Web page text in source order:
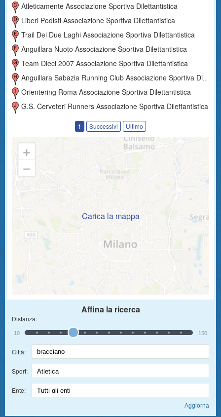
Atleticamente Associazione Sportiva Dilettantistica
Liberi Podisti Associazione Sportiva Dilettantistica
Trail Dei Due Laghi Associazione Sportiva Dilettantistica
Anguillara Nuoto Associazione Sportiva Dilettantistica
Team Dieci 2007 Associazione Sportiva Dilettantistica
Anguillara Sabazia Running Club Associazione Sportiva Dilettantistica
Orientering Roma Associazione Sportiva Dilettantistica
G.s. Cerveteri Runners Associazione Sportiva Dilettantistica
1 Successivi Ultimo
Carica la mappa
Affina la ricerca
Distanza:
10 150
Città:
Sport:
Ente: